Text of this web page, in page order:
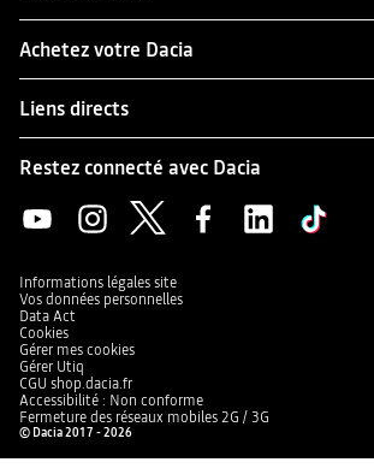
Achetez votre Dacia
Liens directs
Restez connecté avec Dacia
Informations légales site
Vos données personnelles
Data Act
Cookies
Gérer mes cookies
Gérer Utiq
CGU shop.dacia.fr
Accessibilité : Non conforme
Fermeture des réseaux mobiles 2G / 3G
© Dacia 2017 - 2026